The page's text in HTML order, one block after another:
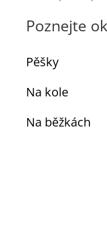
Poznejte
Pěšky
Na kole
Na běžkách